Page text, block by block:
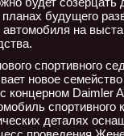
будущего
на
спортивного
новое
концерном
спортивного
деталях